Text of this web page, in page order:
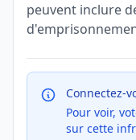
peuvent inclure
Connectez-
Pour voir,
sur cette